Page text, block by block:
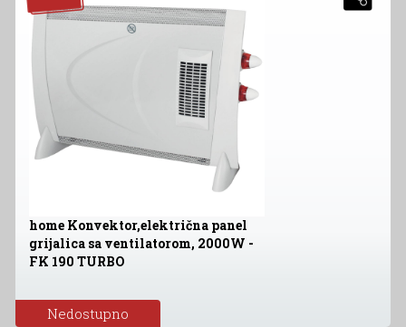
home Konvektor,električna panel
grijalica sa ventilatorom, 2000W -
FK 190 TURBO
Nedostupno